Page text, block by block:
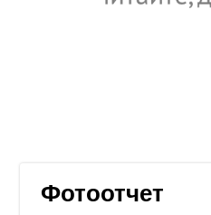
Фотоотчет